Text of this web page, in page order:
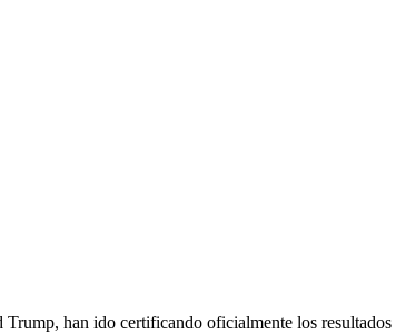
han ido certificando oficialmente los